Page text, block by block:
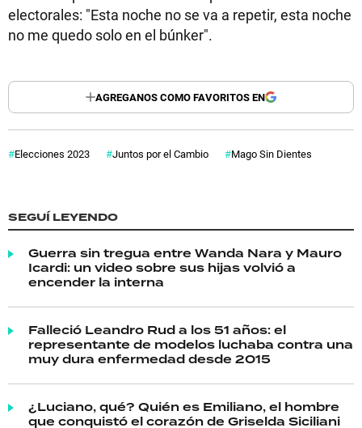
electorales: "Esta noche no se va a repetir, esta noche
no me quedo solo en el búnker".
AGREGANOS COMO FAVORITOS EN
Elecciones 2023 Juntos por el Cambio Mago Sin Dientes
SEGUÍ LEYENDO
Guerra sin tregua entre Wanda Nara y Mauro
Icardi: un video sobre sus hijas volvió a
encender la interna
Falleció Leandro Rud a los 51 años: el
representante de modelos luchaba contra una
muy dura enfermedad desde 2015
¿Luciano, qué? Quién es Emiliano, el hombre
que conquistó el corazón de Griselda Siciliani